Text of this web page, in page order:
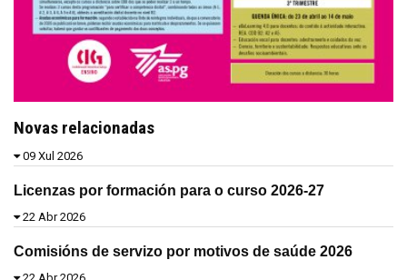
Novas relacionadas
09 Xul 2026
Licenzas por formación para o curso 2026-27
22 Abr 2026
Comisións de servizo por motivos de saúde 2026